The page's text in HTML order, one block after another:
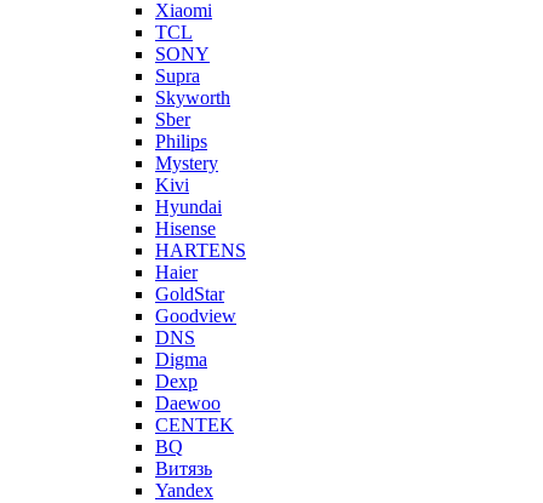
Xiaomi
TCL
SONY
Supra
Skyworth
Sber
Philips
Mystery
Kivi
Hyundai
Hisense
HARTENS
Haier
GoldStar
Goodview
DNS
Digma
Dexp
Daewoo
CENTEK
BQ
Витязь
Yandex